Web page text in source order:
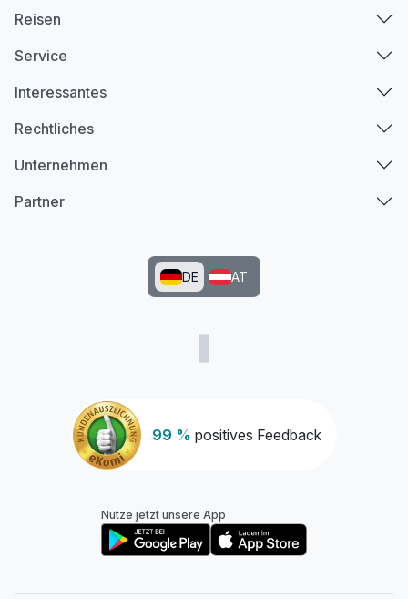
99 % positives Feedback
Reisen
Service
Interessantes
Rechtliches
Unternehmen
Partner
DE AT
Nutze jetzt unsere App